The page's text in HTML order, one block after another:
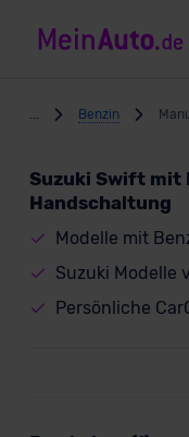
Benzin
Suzuki Swift mit
Handschaltung
Modelle mit
Suzuki Modelle
Persönliche